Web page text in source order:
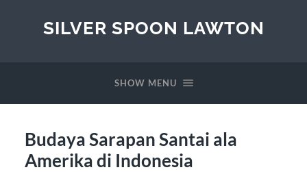
SILVER SPOON LAWTON
SHOW MENU
Budaya Sarapan Santai ala
Amerika di Indonesia